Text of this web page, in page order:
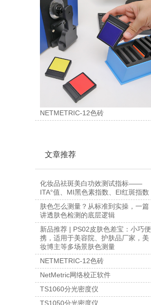
NETMETRIC-12色砖
文章推荐
化妆品祛斑美白功效测试指标——
ITA°值、MI黑色素指数、EI红斑指数
肤色怎么测量？从标准到实操，一篇
讲透肤色检测的底层逻辑
新品推荐 | PS02皮肤色差宝：小巧便
携，适用于美容院、护肤品厂家，美
妆博主等多场景肤色测量
NETMETRIC-12色砖
NetMetric网络校正软件
TS1060分光密度仪
TS1050分光密度仪